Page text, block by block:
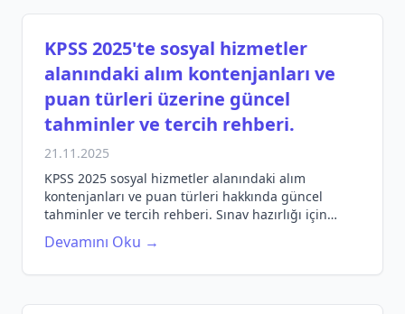
KPSS 2025'te sosyal hizmetler
alanındaki alım kontenjanları ve
puan türleri üzerine güncel
tahminler ve tercih rehberi.
21.11.2025
KPSS 2025 sosyal hizmetler alanındaki alım
kontenjanları ve puan türleri hakkında güncel
tahminler ve tercih rehberi. Sınav hazırlığı için
gerekli bilgileri keşfedin!
Devamını Oku →